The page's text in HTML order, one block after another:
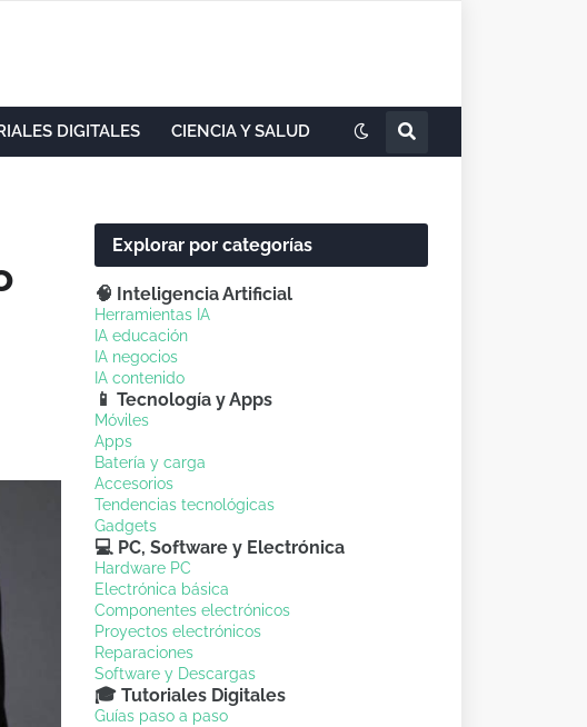
DIGITALES CIENCIA Y SALUD
Explorar por categorías
🧠 Inteligencia Artificial
Herramientas IA
IA educación
IA negocios
IA contenido
📱 Tecnología y Apps
Móviles
Apps
Batería y carga
Accesorios
Tendencias tecnológicas
Gadgets
💻 PC, Software y Electrónica
Hardware PC
Electrónica básica
Componentes electrónicos
Proyectos electrónicos
Reparaciones
Software y Descargas
🎓 Tutoriales Digitales
Guías paso a paso